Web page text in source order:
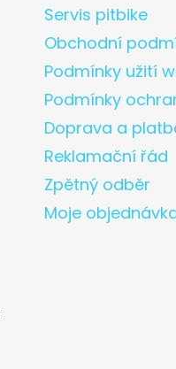
Servis pitbike
Obchodní
Podmínky užití
Podmínky
Doprava a
Reklamační řád
Zpětný odběr
Moje